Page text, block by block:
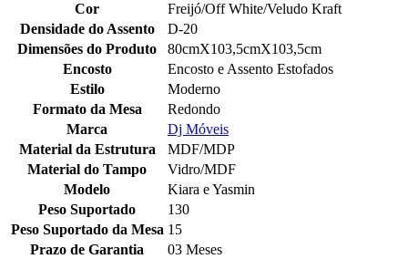
Cor
Freijó/Off White/Veludo Kraft
Densidade do Assento
D-20
Dimensões do Produto
80cmX103,5cmX103,5cm
Encosto
Encosto e Assento Estofados
Estilo
Moderno
Formato da Mesa
Redondo
Marca
Dj Móveis
Material da Estrutura
MDF/MDP
Material do Tampo
Vidro/MDF
Modelo
Kiara e Yasmin
Peso Suportado
130
Peso Suportado da Mesa 15
Prazo de Garantia
03 Meses